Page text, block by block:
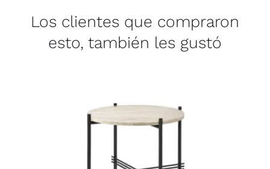
Los clientes que compraron
esto, también les gustó